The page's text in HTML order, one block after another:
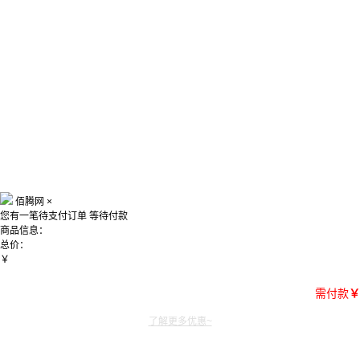
佰腾网 ×
您有一笔待支付订单 等待付款
商品信息：
总价：
￥
需付款￥
了解更多优惠~